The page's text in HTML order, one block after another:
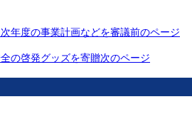
年度の事業計画などを審議前のページ
の啓発グッズを寄贈次のページ